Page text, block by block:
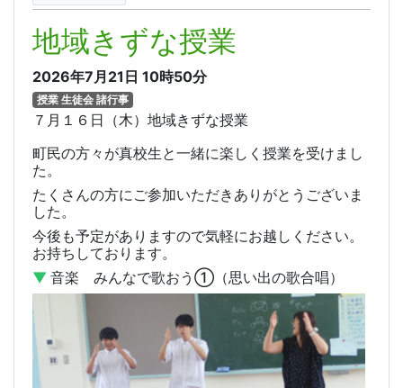
地域きずな授業
2026年7月21日 10時50分
授業 生徒会 諸行事
７月１６日（木）地域きずな授業
町民の方々が真校生と一緒に楽しく授業を受けまし
た。
たくさんの方にご参加いただきありがとうございま
した。
今後も予定がありますので気軽にお越しください。
お持ちしております。
▼ 音楽 みんなで歌おう①（思い出の歌合唱）